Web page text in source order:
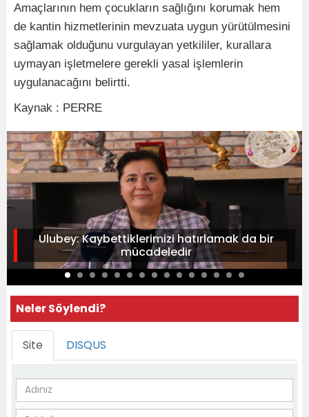
Amaçlarının hem çocukların sağlığını korumak hem
de kantin hizmetlerinin mevzuata uygun yürütülmesini
sağlamak olduğunu vurgulayan yetkililer, kurallara
uymayan işletmelere gerekli yasal işlemlerin
uygulanacağını belirtti.
Kaynak : PERRE
Ulubey: Kaybettiklerimizi hatırlamak da bir
mücadeledir
Neler Söylendi?
Site DISQUS